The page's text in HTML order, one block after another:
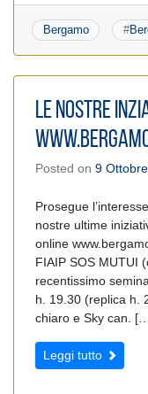
Bergamo #
LE NOSTRE
Posted on 9
Prosegue
nostre ultime
online
FIAIP SOS MUTUI
recentissimo
h. 19.30 (replica h.
chiaro e Sky can.
Leggi tutto